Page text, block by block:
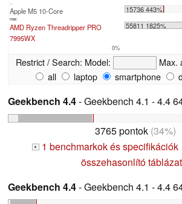
Apple M5 10-Core 15736 443%
max:
AMD Ryzen Threadripper PRO
7995WX
55811 1825%
0%
Restrict / Search: Model: Max.
all
laptop smartphone
Geekbench 4.4- Geekbench 4.1 - 4.4
3765 pontok (34%)
+ 1 benchmarkok és specifikációk
összehasonlító
Geekbench 4.4- Geekbench 4.1 - 4.4